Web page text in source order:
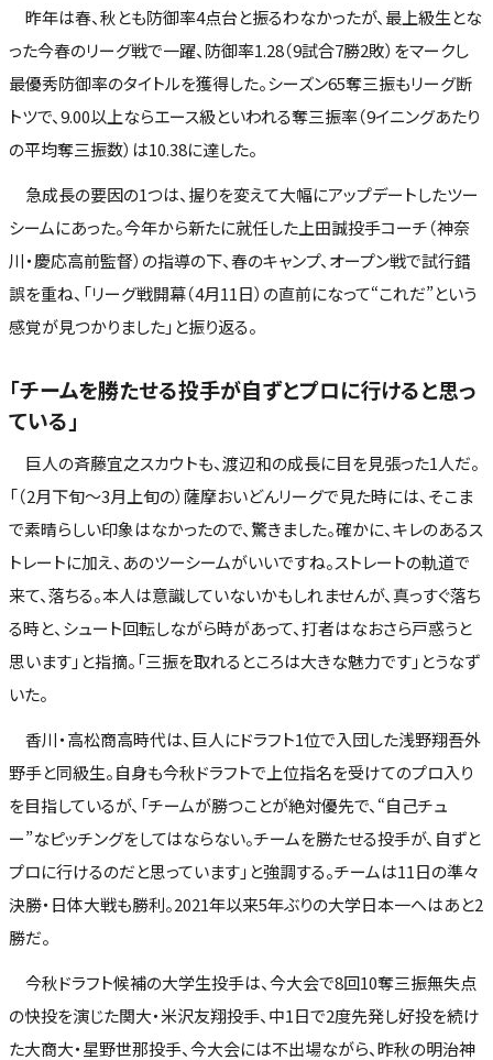
昨年は春、秋とも防御率4点台と振るわなかったが、最上級生とな
った今春のリーグ戦で一躍、防御率1.28（9試合7勝2敗）をマークし
最優秀防御率のタイトルを獲得した。シーズン65奪三振もリーグ断
トツで、9.00以上ならエース級といわれる奪三振率（9イニングあたり
の平均奪三振数）は10.38に達した。
急成長の要因の1つは、握りを変えて大幅にアップデートしたツー
シームにあった。今年から新たに就任した上田誠投手コーチ（神奈
川・慶応高前監督）の指導の下、春のキャンプ、オープン戦で試行錯
誤を重ね、「リーグ戦開幕（4月11日）の直前になって“これだ”という
感覚が見つかりました」と振り返る。
「チームを勝たせる投手が自ずとプロに行けると思っ
ている」
巨人の斉藤宜之スカウトも、渡辺和の成長に目を見張った1人だ。
「（2月下旬～3月上旬の）薩摩おいどんリーグで見た時には、そこま
で素晴らしい印象はなかったので、驚きました。確かに、キレのあるス
トレートに加え、あのツーシームがいいですね。ストレートの軌道で
来て、落ちる。本人は意識していないかもしれませんが、真っすぐ落ち
る時と、シュート回転しながら時があって、打者はなおさら戸惑うと
思います」と指摘。「三振を取れるところは大きな魅力です」とうなず
いた。
香川・高松商高時代は、巨人にドラフト1位で入団した浅野翔吾外
野手と同級生。自身も今秋ドラフトで上位指名を受けてのプロ入り
を目指しているが、「チームが勝つことが絶対優先で、“自己チュ
ー”なピッチングをしてはならない。チームを勝たせる投手が、自ずと
プロに行けるのだと思っています」と強調する。チームは11日の準々
決勝・日体大戦も勝利。2021年以来5年ぶりの大学日本一へはあと2
勝だ。
今秋ドラフト候補の大学生投手は、今大会で8回10奪三振無失点
の快投を演じた関大・米沢友翔投手、中1日で2度先発し好投を続け
た大商大・星野世那投手、今大会には不出場ながら、昨秋の明治神